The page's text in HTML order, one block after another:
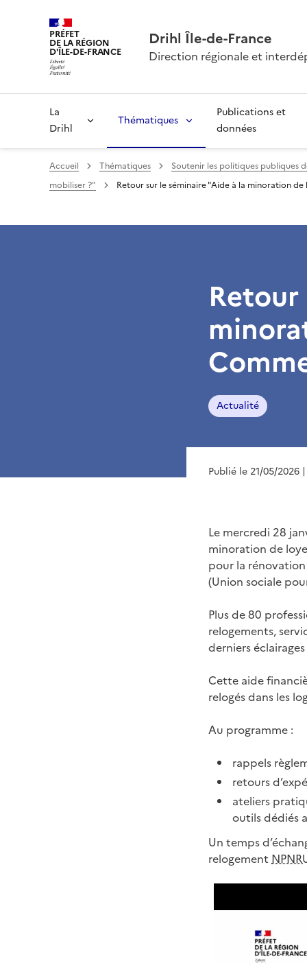
PRÉFET
DE LA RÉGION
D'ÎLE-DE-FRANCE
Drihl Île-de-France
Direction régionale et
La
Drihl
Thématiques
Publications et
données
Accueil Thématiques Soutenir les politiques publiques
mobiliser ?"
Retour sur le séminaire "Aide à la minoration
Actualité
Publié le 21/05/2026
Le mercredi 28
minoration de
pour la rénovation
(Union sociale
Plus de 80
relogements,
derniers
Cette aide
relogés dans les
Au programme :
rappels
retours
ateliers
outils dédiés
Un temps
relogement